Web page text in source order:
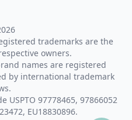
trademarks are the
owners.
names are registered
by international trademark
97778465, 97866052
EU18830896.